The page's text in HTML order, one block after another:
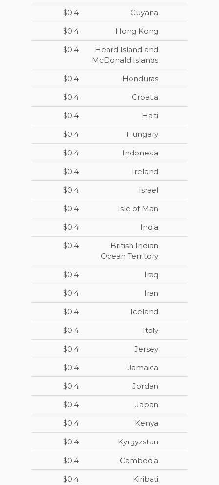
Guyana
$0.4
Hong Kong
$0.4
Heard Island and
McDonald Islands
$0.4
Honduras
$0.4
Croatia
$0.4
Haiti
$0.4
Hungary
$0.4
Indonesia
$0.4
Ireland
$0.4
Israel
$0.4
Isle of Man
$0.4
India
$0.4
British Indian
Ocean Territory
$0.4
Iraq
$0.4
Iran
$0.4
Iceland
$0.4
Italy
$0.4
Jersey
$0.4
Jamaica
$0.4
Jordan
$0.4
Japan
$0.4
Kenya
$0.4
Kyrgyzstan
$0.4
Cambodia
$0.4
Kiribati
$0.4